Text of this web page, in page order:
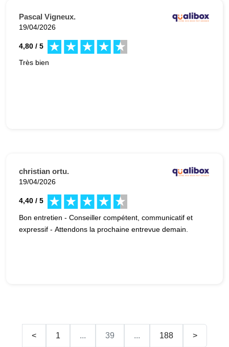
Pascal Vigneux.
19/04/2026
4,80 / 5
Très bien
christian ortu.
19/04/2026
4,40 / 5
Bon entretien - Conseiller compétent, communicatif et
expressif - Attendons la prochaine entrevue demain.
< 1 ... 39 ... 188 >